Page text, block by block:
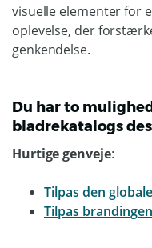
visuelle elementer for
oplevelse, der
genkendelse.
Du har to
bladrekatalogs
Hurtige genveje:
Tilpas den
Tilpas